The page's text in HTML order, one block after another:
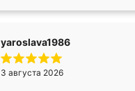
yaroslava1986
3 августа 2026